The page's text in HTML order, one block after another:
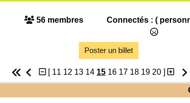
56 membres Connectés : (
Poster un billet
[ 11 12 13 14 15 16 17 18 19 20 ]